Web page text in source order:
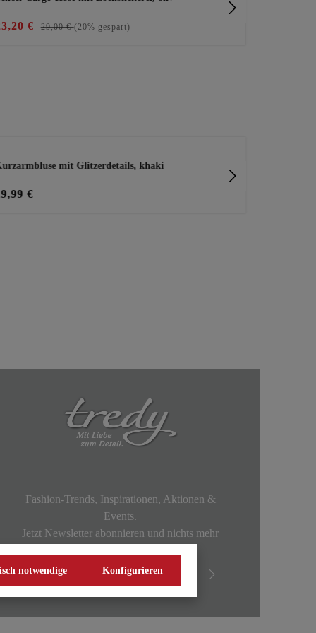
€ 29,00 €(20% gespart)
mit Glitzerdetails, khaki
€
Fashion-Trends, Inspirationen, Aktionen &
Events.
Jetzt Newsletter abonnieren und nichts mehr
notwendige Konfigurieren